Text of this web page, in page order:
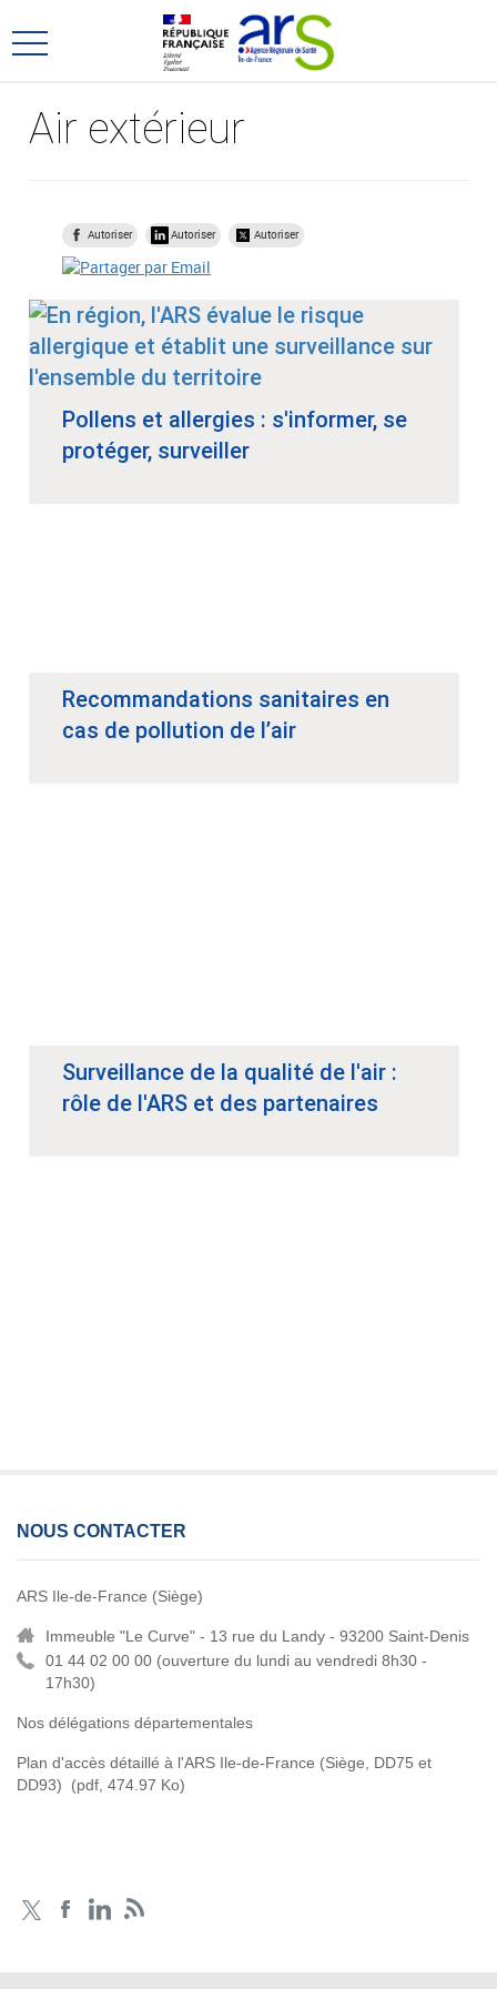
au
menu
au
contenu
Ouvrir
principal
Air extérieur
Autoriser Autoriser Autoriser
Pollens et allergies : s'informer, se
protéger, surveiller
Recommandations sanitaires en
cas de pollution de l’air
Surveillance de la qualité de l'air :
rôle de l'ARS et des partenaires
NOUS CONTACTER
ARS Ile-de-France (Siège)
Immeuble "Le Curve" - 13 rue du Landy - 93200 Saint-Denis
01 44 02 00 00 (ouverture du lundi au vendredi 8h30 -
17h30)
Nos délégations départementales
Plan d'accès détaillé à l'ARS Ile-de-France (Siège, DD75 et
DD93)
(pdf, 474.97 Ko)